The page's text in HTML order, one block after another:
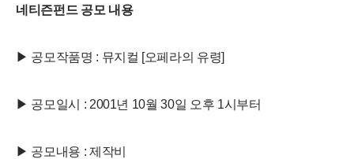
네티즌펀드 공모 내용
▶ 공모작품명 : 뮤지컬 [오페라의 유령]
▶ 공모일시 : 2001년 10월 30일 오후 1시부터
▶ 공모내용 : 제작비